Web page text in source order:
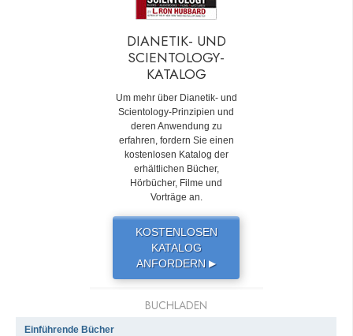
DIANETIK- UND
SCIENTOLOGY-
KATALOG
Um mehr über Dianetik- und
Scientology-Prinzipien und
deren Anwendung zu
erfahren, fordern Sie einen
kostenlosen Katalog der
erhältlichen Bücher,
Hörbücher, Filme und
Vorträge an.
KOSTENLOSEN
KATALOG
ANFORDERN ▶
BUCHLADEN
Einführende Bücher